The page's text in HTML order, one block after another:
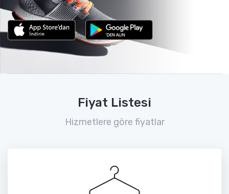
Fiyat Listesi
Hizmetlere göre fiyatlar